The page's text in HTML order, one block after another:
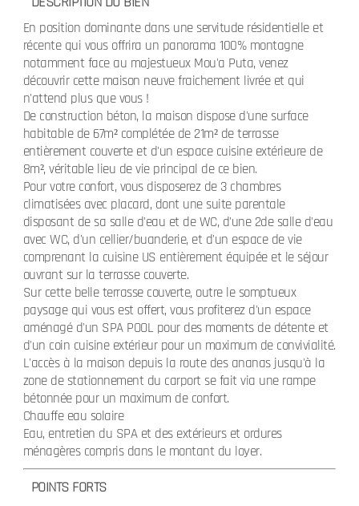
En position dominante dans une servitude résidentielle et
récente qui vous offrira un panorama 100% montagne
notamment face au majestueux Mou'a Puta, venez
découvrir cette maison neuve fraichement livrée et qui
n'attend plus que vous !
De construction béton, la maison dispose d'une surface
habitable de 67m² complétée de 21m² de terrasse
entièrement couverte et d'un espace cuisine extérieure de
8m², véritable lieu de vie principal de ce bien.
Pour votre confort, vous disposerez de 3 chambres
climatisées avec placard, dont une suite parentale
disposant de sa salle d'eau et de WC, d'une 2de salle d'eau
avec WC, d'un cellier/buanderie, et d'un espace de vie
comprenant la cuisine US entièrement équipée et le séjour
ouvrant sur la terrasse couverte.
Sur cette belle terrasse couverte, outre le somptueux
paysage qui vous est offert, vous profiterez d'un espace
aménagé d'un SPA POOL pour des moments de détente et
d'un coin cuisine extérieur pour un maximum de convivialité.
L'accès à la maison depuis la route des ananas jusqu'à la
zone de stationnement du carport se fait via une rampe
bétonnée pour un maximum de confort.
Chauffe eau solaire
Eau, entretien du SPA et des extérieurs et ordures
ménagères compris dans le montant du loyer.
POINTS FORTS